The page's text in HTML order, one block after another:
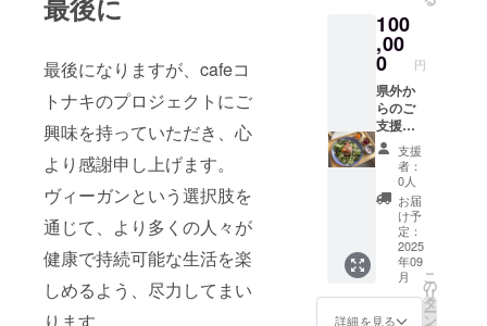
最後になりますが、cafeコ
トナキのプロジェクトにご
興味を持っていただき、心
より感謝申し上げます。
ヴィーガンという選択肢を
通じて、より多くの人々が
健康で持続可能な生活を楽
しめるよう、尽力してまい
ります。
ご確認
くださ
い。
表記さ
れま
す。商
品開封
前には
必ずお
届けの
リター
ンに貼
付され
たラベ
ルや注
意書き
をご確
認くだ
さい。
100
,00
0 円
県外か
らのご
支援の
方向け
に！姫
路にい
らして
くだ
さった
ときに
ランチ
とス
イーツ
のセッ
支援
者：
0人
お届
け予
定：
2025
年09
月
詳細を見る
こ
の
リ
タ
ー
ン